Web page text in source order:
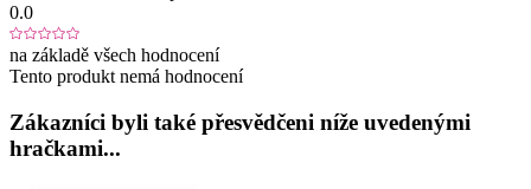
0.0
na základě všech hodnocení
Tento produkt nemá hodnocení
Zákazníci byli také přesvědčeni níže uvedenými
hračkami...